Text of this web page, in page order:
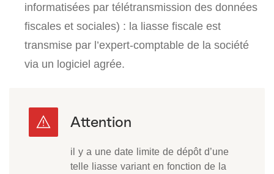
informatisées par télétransmission des données
fiscales et sociales) : la liasse fiscale est
transmise par l’expert-comptable de la société
via un logiciel agrée.
il y a une date limite de dépôt d’une
telle liasse variant en fonction de la